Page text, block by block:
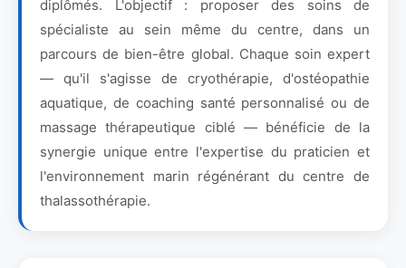
diplômés. L'objectif : proposer des soins de
spécialiste au sein même du centre, dans un
parcours de bien-être global. Chaque soin expert
— qu'il s'agisse de cryothérapie, d'ostéopathie
aquatique, de coaching santé personnalisé ou de
massage thérapeutique ciblé — bénéficie de la
synergie unique entre l'expertise du praticien et
l'environnement marin régénérant du centre de
thalassothérapie.